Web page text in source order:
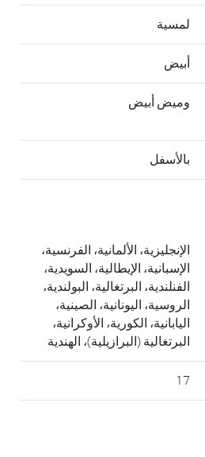
لمسية
أبيض
وميض أبيض
بالأسفل
الإنجليزية، الألمانية، الفرنسية،
الإسبانية، الإيطالية، السويدية،
الفنلندية، البرتغالية، البولندية،
الروسية، اليونانية، الصينية،
اليابانية، الكورية، الأوكرانية،
البرتغالية (البرازيلية)، الهندية
17